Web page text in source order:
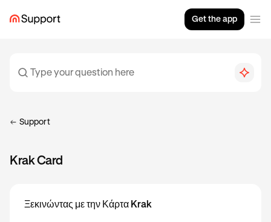
Get the app
Support
Krak Card
Ξεκινώντας με την Κάρτα Krak